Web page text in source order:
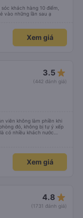
khách hàng 10 điểm,
vào những lần sau ạ
Xem giá
3.5 star_rate
(442 đánh giá)
viên không làm phiền khi
đó, không bị tự ý xếp
có nhiều khách nước
Xem giá
4.8 star_rate
(1731 đánh giá)